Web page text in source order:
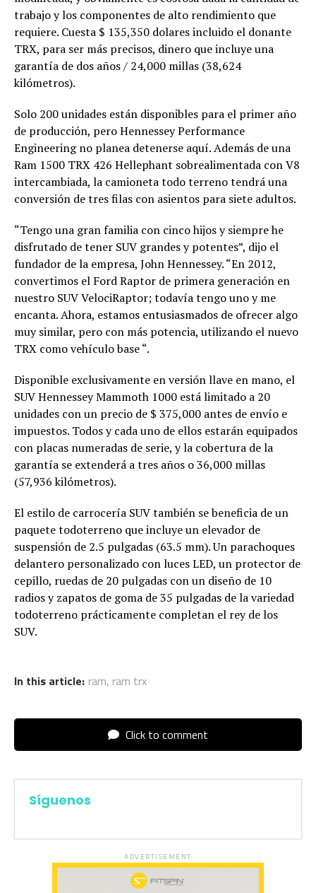
trabajo y los componentes de alto rendimiento que
requiere. Cuesta $ 135,350 dolares incluido el donante
TRX, para ser más precisos, dinero que incluye una
garantía de dos años / 24,000 millas (38,624
kilómetros).
Solo 200 unidades están disponibles para el primer año
de producción, pero Hennessey Performance
Engineering no planea detenerse aquí. Además de una
Ram 1500 TRX 426 Hellephant sobrealimentada con V8
intercambiada, la camioneta todo terreno tendrá una
conversión de tres filas con asientos para siete adultos.
“Tengo una gran familia con cinco hijos y siempre he
disfrutado de tener SUV grandes y potentes”, dijo el
fundador de la empresa, John Hennessey. “En 2012,
convertimos el Ford Raptor de primera generación en
nuestro SUV VelociRaptor; todavía tengo uno y me
encanta. Ahora, estamos entusiasmados de ofrecer algo
muy similar, pero con más potencia, utilizando el nuevo
TRX como vehículo base “.
Disponible exclusivamente en versión llave en mano, el
SUV Hennessey Mammoth 1000 está limitado a 20
unidades con un precio de $ 375,000 antes de envío e
impuestos. Todos y cada uno de ellos estarán equipados
con placas numeradas de serie, y la cobertura de la
garantía se extenderá a tres años o 36,000 millas
(57,936 kilómetros).
El estilo de carrocería SUV también se beneficia de un
paquete todoterreno que incluye un elevador de
suspensión de 2.5 pulgadas (63.5 mm). Un parachoques
delantero personalizado con luces LED, un protector de
cepillo, ruedas de 20 pulgadas con un diseño de 10
radios y zapatos de goma de 35 pulgadas de la variedad
todoterreno prácticamente completan el rey de los
SUV.
In this article: ram, ram trx
Click to comment
Síguenos
ADVERTISEMENT